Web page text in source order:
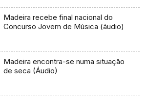
Madeira recebe final nacional do
Concurso Jovem de Música (áudio)
Madeira encontra-se numa situação
de seca (Áudio)